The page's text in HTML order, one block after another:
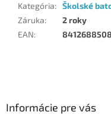
Kategória: Školské
Záruka:
2 roky
EAN:
Informácie pre vás